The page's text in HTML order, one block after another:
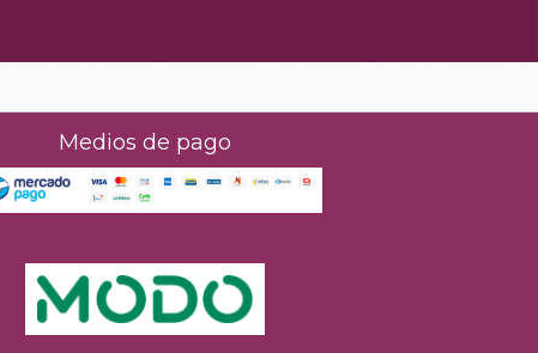
Medios de pago